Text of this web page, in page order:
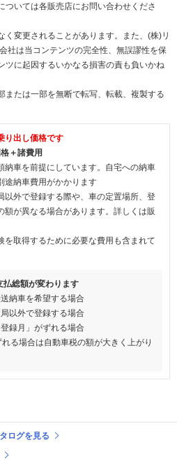
いては各販売店にお問い合わせくださ
変更されることがあります。また、(株)リ
社は当コンテンツの完全性、無誤謬性を保
ツに起因するいかなる損害の責も負いかね
たは一部を無断で転写、転載、複製する
り出し価格です
＋諸費用
車を前提にしています。自宅への納車
途納車費用がかかります
外で登録する際や、車の定置場所、登
額が異なる場合があります。詳しくは販
取得するために必要な費用も含まれて
払総額が変わります
納車を希望する場合
以外で登録する場合
録月」がずれる場合
れる場合は自動車税の額が大きく上がり
ログを見る